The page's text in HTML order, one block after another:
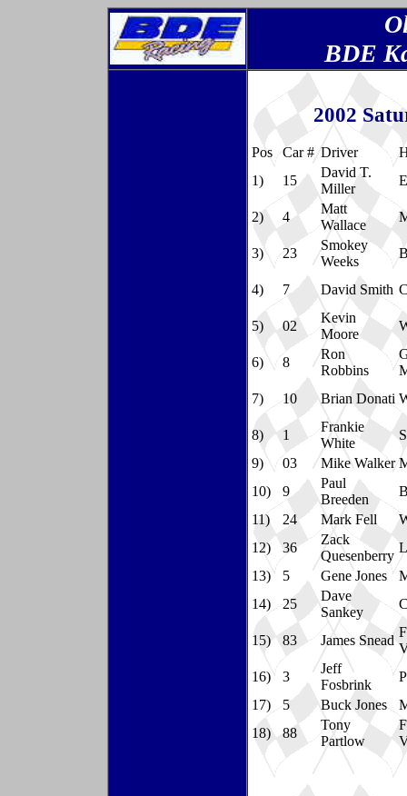
BDE
2002
Pos Car # Driver
1)
15
David T.
Miller
2) 4
Matt
Wallace
3) 23
Smokey
Weeks
4) 7 David Smith
5) 02
Kevin
Moore
6) 8
Ron
Robbins
7)
10 Brian Donati
8) 1
Frankie
White
9)
03 Mike Walker
10)
9
Paul
Breeden
11)
24 Mark Fell
12)
36
Zack
Quesenberry
13)
5 Gene Jones
14)
25
Dave
Sankey
15) 83 James Snead
16)
3
Jeff
Fosbrink
17)
5 Buck Jones
18)
88
Tony
Partlow